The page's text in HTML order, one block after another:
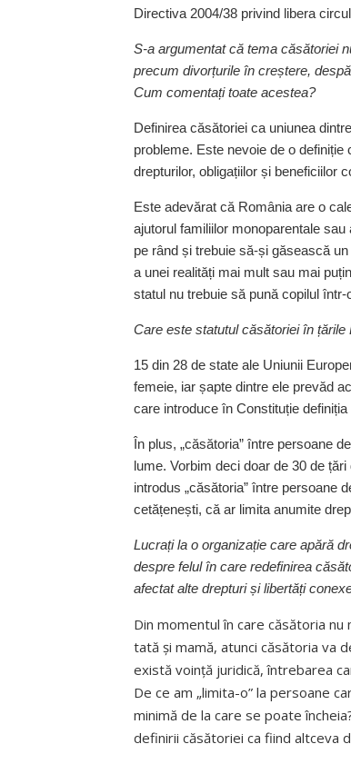
Directiva 2004/38 privind libera
S-a argumentat că tema căsătoriei
precum divor­țurile în creștere,
Cum co­mentați toate acestea?
Definirea căsătoriei ca uniunea
probleme. Este nevoie de o
drepturilor, obligațiilor și beneficiilor
Este adevărat că România are o
ajutorul familiilor monoparentale
pe rând și trebuie să-și găsească
a unei realități mai mult sau mai
statul nu trebuie să pună copilul
Care este statutul căsătoriei în
15 din 28 de state ale Uniunii
femeie, iar șapte dintre ele prevăd
care introduce în Constituție
În plus, „căsătoria” între persoane
lume. Vorbim deci doar de 30 de
introdus „căsătoria” între persoane
cetățenești, că ar limita anumite
Lucrați la o organizație care apără
despre felul în care redefinirea
afectat alte drepturi și libertăți
Din momentul în care căsătoria
tată și mamă, atunci căsătoria va
există voință juridică, întrebarea
De ce am „limita-o” la persoane
minimă de la care se poate
definirii căsătoriei ca fiind altceva